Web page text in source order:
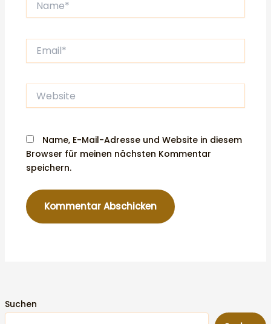
Suchen
Website
Name, E-Mail-Adresse und Website in diesem
Browser für meinen nächsten Kommentar
speichern.